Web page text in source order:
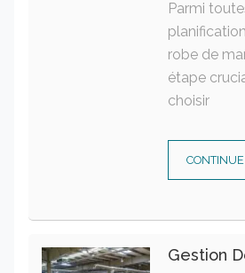
Parmi
robe de
étape
choisir